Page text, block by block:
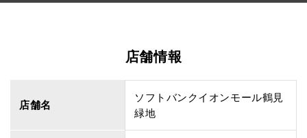
店舗情報
店舗名
ソフトバンクイオンモール鶴見
緑地